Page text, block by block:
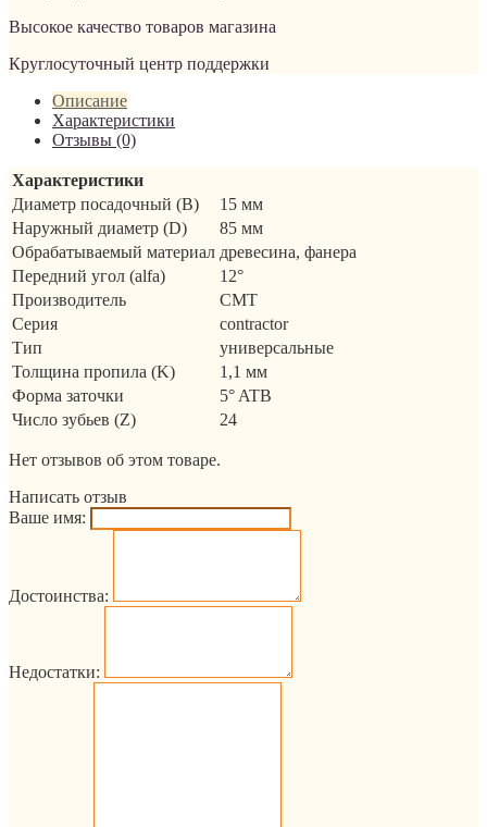
Высокое качество товаров магазина
Круглосуточный центр поддержки
Описание
Характеристики
Отзывы (0)
Характеристики
Диаметр посадочный (B)
15 мм
Наружный диаметр (D)
85 мм
Обрабатываемый материал древесина, фанера
Передний угол (alfa)
12°
Производитель
CMT
Серия
contractor
Тип
универсальные
Толщина пропила (K)
1,1 мм
Форма заточки
5° ATB
Число зубьев (Z)
24
Нет отзывов об этом товаре.
Написать отзыв
Ваше имя:
Достоинства:
Недостатки: